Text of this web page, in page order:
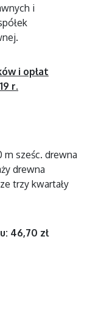
i
i opłat
r.
m sześc. drewna
drewna
trzy kwartały
46,70 zł